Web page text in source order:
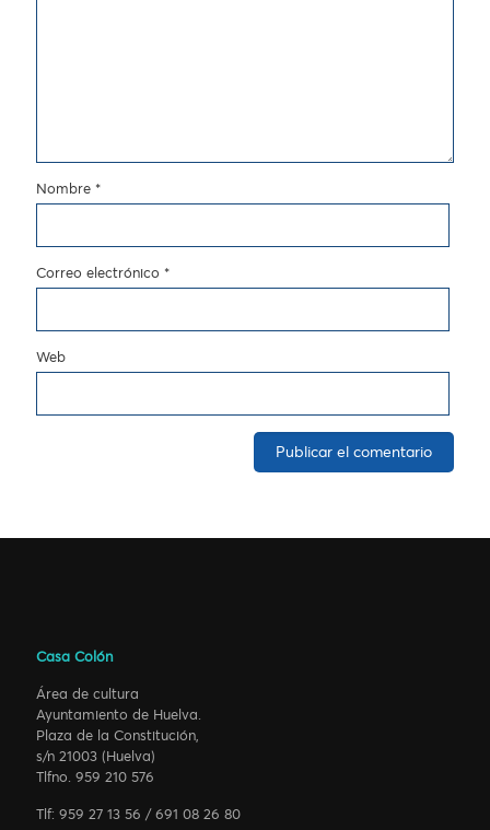
Nombre *
Correo electrónico *
Web
Casa Colón
Área de cultura
Ayuntamiento de Huelva.
Plaza de la Constitución,
s/n 21003 (Huelva)
Tlfno. 959 210 576
Tlf: 959 27 13 56 / 691 08 26 80